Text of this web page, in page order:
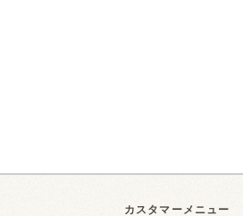
カスタマーメニュー